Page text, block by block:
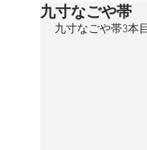
九寸なごや帯
九寸なごや帯3本